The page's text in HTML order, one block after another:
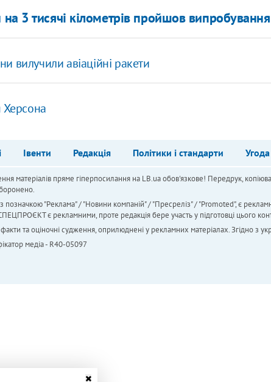
3 тисячі кілометрів пройшов випробування
авіаційні ракети
Івенти Редакція Політики і стандарти
матеріалів пряме гіперпосилання на LB.ua обов'язкове! Передрук,
з позначкою "Реклама" / "Новини компаній" / "Пресреліз" / "Promoted", є
є рекламними, проте редакція бере участь у підготовці цього
факти та оціночні судження, оприлюднені у рекламних матеріалах. Згідно з
медіа - R40-05097